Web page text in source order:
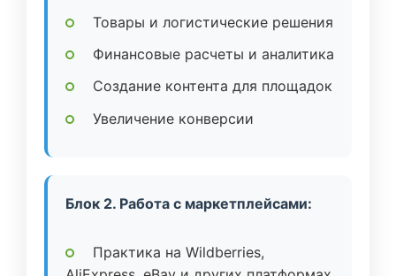
Товары и логистические решения
Финансовые расчеты и аналитика
Создание контента для площадок
Увеличение конверсии
Блок 2. Работа с маркетплейсами:
Практика на Wildberries,